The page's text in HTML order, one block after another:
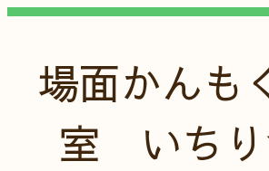
場面かんも
室 いちり